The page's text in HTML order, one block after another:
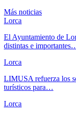
Más noticias
Lorca
El Ayuntamiento de
distintas e
Lorca
LIMUSA refuerza los
turísticos para…
Lorca